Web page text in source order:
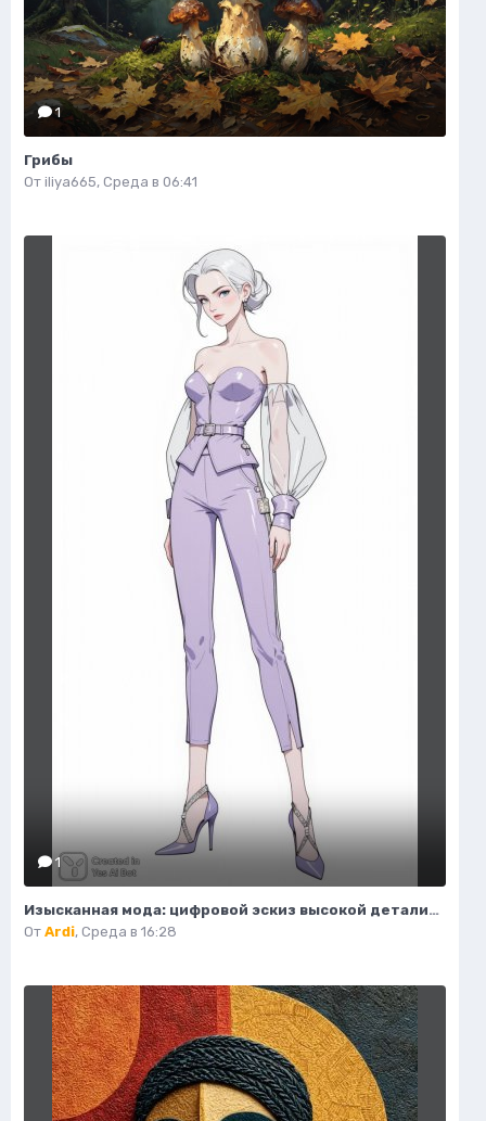
1
Грибы
От iliya665, Среда в 06:41
1
Изысканная мода: цифровой эскиз высокой детализации и безупречного стиля. Картинка из нейронной сети Flux
От Ardi, Среда в 16:28